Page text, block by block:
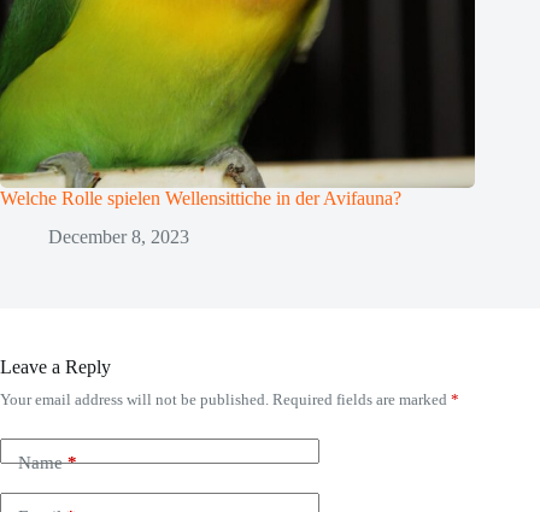
Welche Rolle spielen Wellensittiche in der Avifauna?
December 8, 2023
Leave a Reply
Your email address will not be published. Required fields are marked *
Name*